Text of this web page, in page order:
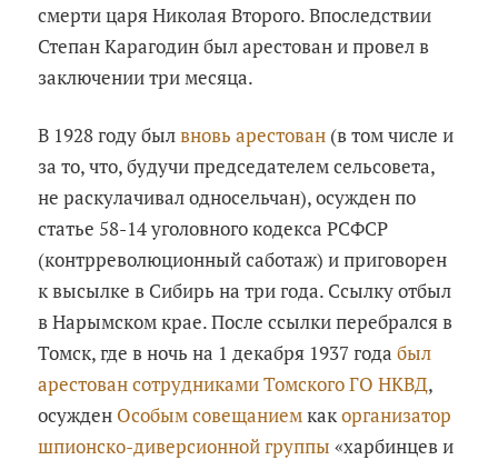
смерти царя Николая Второго. Впоследствии
Степан Карагодин был арестован и провел в
заключении три месяца.
В 1928 году былвновь арестован (в том числе и
за то, что, будучи председателем сельсовета,
не раскулачивал односельчан), осужден по
статье 58-14 уголовного кодекса РСФСР
(контрреволюционный саботаж) и приговорен
к высылке в Сибирь на три года. Ссылку отбыл
в Нарымском крае. После ссылки перебрался в
Томск, где в ночь на 1 декабря 1937 годабыл
арестован сотрудниками Томского ГО НКВД,
осужден Особым совещаниемкакорганизатор
шпионско-диверсионной группы «харбинцев и